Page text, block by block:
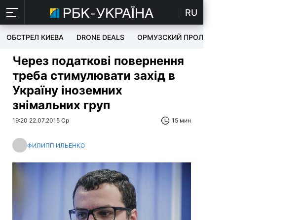
RU
ОБСТРЕЛ КИЕВА DRONE DEALS ОРМУЗСКИЙ ПРОЛИВ
Через податкові повернення
треба стимулювати захід в
Україну іноземних
знімальних груп
19:20 22.07.2015 Ср 15 мин
ФИЛИПП ИЛЬЕНКО